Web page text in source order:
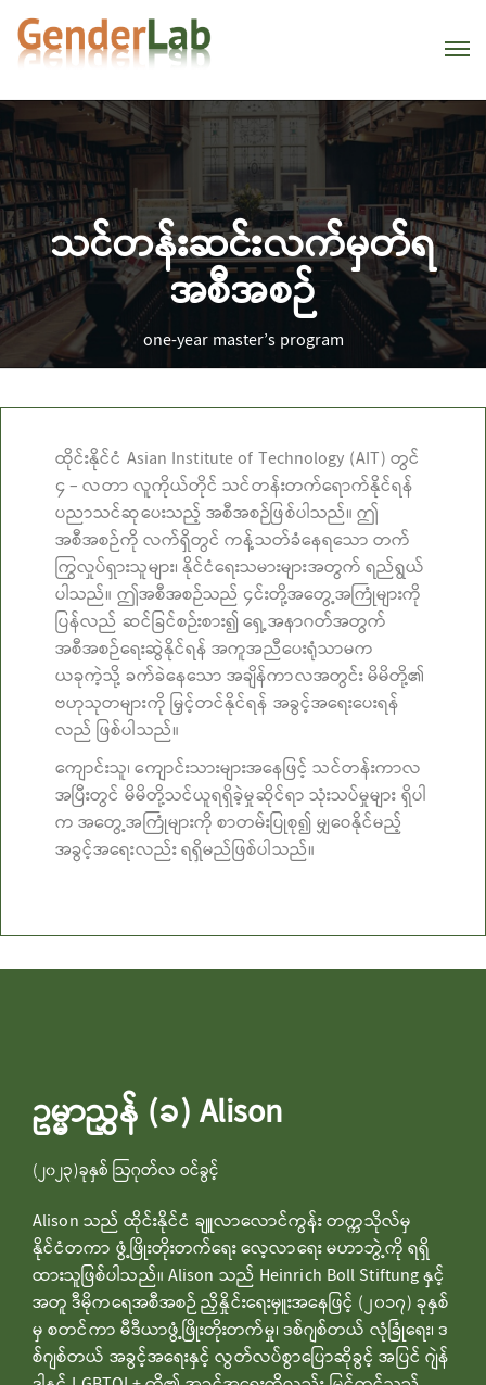
သင်တန်းဆင်းလက်မှတ်ရ
အစီအစဉ်
one-year master’s program
ထိုင်းနိုင်ငံ Asian Institute of Technology (AIT) တွင်
၄ – လတာ လူကိုယ်တိုင် သင်တန်းတက်ရောက်နိုင်ရန်
ပညာသင်ဆုပေးသည့် အစီအစဉ်ဖြစ်ပါသည်။ ဤ
အစီအစဉ်ကို လက်ရှိတွင် ကန့်သတ်ခံနေရသော တက်
ကြွလှုပ်ရှားသူများ၊ နိုင်ငံရေးသမားများအတွက် ရည်ရွယ်
ပါသည်။ ဤအစီအစဉ်သည် ၄င်းတို့အတွေ့အကြုံများကို
ပြန်လည် ဆင်ခြင်စဉ်းစား၍ ရှေ့အနာဂတ်အတွက်
အစီအစဉ်ရေးဆွဲနိုင်ရန် အကူအညီပေးရုံသာမက
ယခုကဲ့သို့ ခက်ခဲနေသော အချိန်ကာလအတွင်း မိမိတို့၏
ဗဟုသုတများကို မြှင့်တင်နိုင်ရန် အခွင့်အရေးပေးရန်
လည် ဖြစ်ပါသည်။
ကျောင်းသူ၊ ကျောင်းသားများအနေဖြင့် သင်တန်းကာလ
အပြီးတွင် မိမိတို့သင်ယူရရှိခဲ့မှုဆိုင်ရာ သုံးသပ်မှုများ ရှိပါ
က အတွေ့အကြုံများကို စာတမ်းပြုစု၍ မျှဝေနိုင်မည့်
အခွင့်အရေးလည်း ရရှိမည်ဖြစ်ပါသည်။
ဥမ္မာညွှန် (ခ) Alison
(၂၀၂၃)ခုနှစ် ဩဂုတ်လ ဝင်ခွင့်
Alison သည် ထိုင်းနိုင်ငံ ချူလာလောင်ကွန်း တက္ကသိုလ်မှ
နိုင်ငံတကာ ဖွံ့ဖြိုးတိုးတက်ရေး လေ့လာရေး မဟာဘွဲ့ကို ရရှိ
ထားသူဖြစ်ပါသည်။ Alison သည် Heinrich Boll Stiftung နှင့်
အတူ ဒီမိုကရေအစီအစဉ် ညှိနှိုင်းရေးမှူးအနေဖြင့် (၂၀၁၇) ခုနှစ်
မှ စတင်ကာ မီဒီယာဖွံ့ဖြိုးတိုးတက်မှု၊ ဒစ်ဂျစ်တယ် လုံခြုံရေး၊ ဒ
စ်ဂျစ်တယ် အခွင့်အရေးနှင့် လွတ်လပ်စွာပြောဆိုခွင့် အပြင် ဂျဲန်